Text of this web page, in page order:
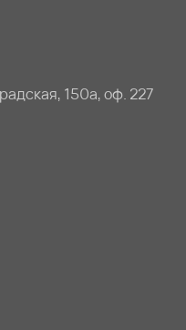
150а, оф. 227